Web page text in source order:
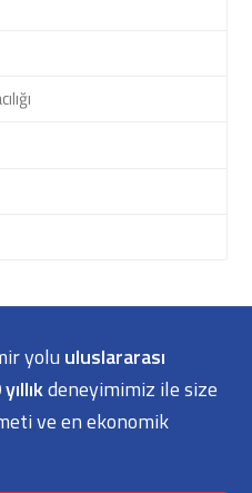
yolu uluslararası
deneyimimiz ile size
ve en ekonomik